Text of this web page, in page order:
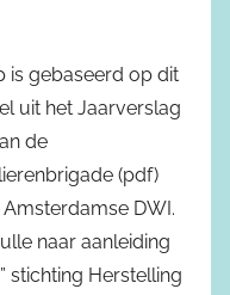
is gebaseerd op dit
uit het Jaarverslag
de
(pdf)
DWI.
naar aanleiding
stichting Herstelling